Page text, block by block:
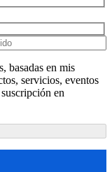
basadas en mis
servicios, eventos
en